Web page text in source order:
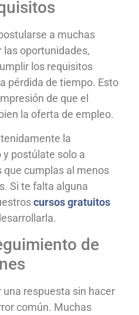
a muchas
oportunidades,
los requisitos
pérdida de tiempo. Esto
de que el
la oferta de empleo.
la
postúlate solo a
que cumplas al menos
Si te falta alguna
cursos gratuitos
de
una respuesta sin hacer
común. Muchas